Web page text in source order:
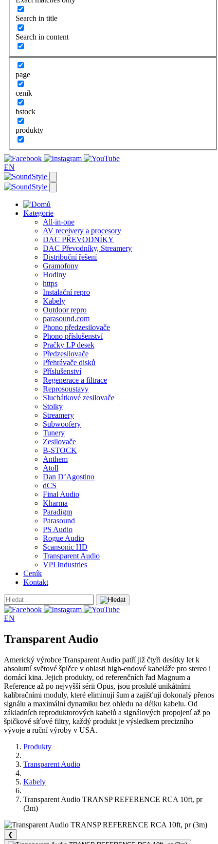
Search in title
Search in content
page
cenik
bstock
produkty
EN
Kategorie
All-in-one
AV receivery a procesory
DAC PŘEVODNÍKY
DAC Převodníky, Streamery
Distribuční řešení
Gramofony
Hodiny
https
Instalační repro
Kabely
Outdoor repro
parasound.com
Phono předzesilovače
Phono příslušenství
Pračky LP desek
Předzesilovače
Přehrávače disků
Příslušenství
Regenerace a filtrace
Reprosoustavy
Sluchátkové zesilovače
Stolky
Streamery
Subwoofery
Tunery
Zesilovače
B-STOCK
Anthem
Atoll
Dan D’Agostino
dCS
Final Audio
Kharma
Paradigm
Parasound
PS Audio
Rogue Audio
Scansonic HD
Transparent Audio
VPI Industries
Ceník
Kontakt
EN
Transparent Audio
Americký výrobce Transparent Audio patří již čtyři desítky let k
absolutní světové špičce v oblasti high-endové kabeláže pro stereo i
domácí kina. Jejich produkty, od referenčních řad Magnum a
Reference až po nejvyšší sérii Opus, jsou proslulé unikátními
kalibračními moduly, které eliminují šum a zajišťují dokonalý přenos
signálu a maximální dynamiku bez ohledu na délku kabelu. Od
základních reproduktorových kabelů a signálových propojení až po
špičkové síťové filtry, každý produkt je výsledkem precizního
vývoje a ruční výroby v USA.
Produkty
Transparent Audio
Kabely
Transparent Audio TRANSP REFERENCE RCA 10ft, pr
(3m)
❮